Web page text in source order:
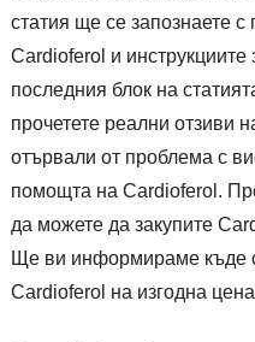
статия ще се запознаете
Cardioferol и инструкциите
последния блок на
прочетете реални отзиви
отървали от проблема с
помощта на Cardioferol.
да можете да закупите
Ще ви информираме къде
Cardioferol на изгодна